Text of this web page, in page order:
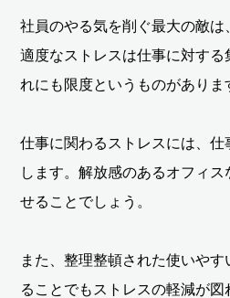
社員のやる気を削ぐ最大の敵は
適度なストレスは仕事に対す
れにも限度というものがありま
仕事に関わるストレスには、
します。解放感のあるオフィ
せることでしょう。
また、整理整頓された使いや
ることでもストレスの軽減が